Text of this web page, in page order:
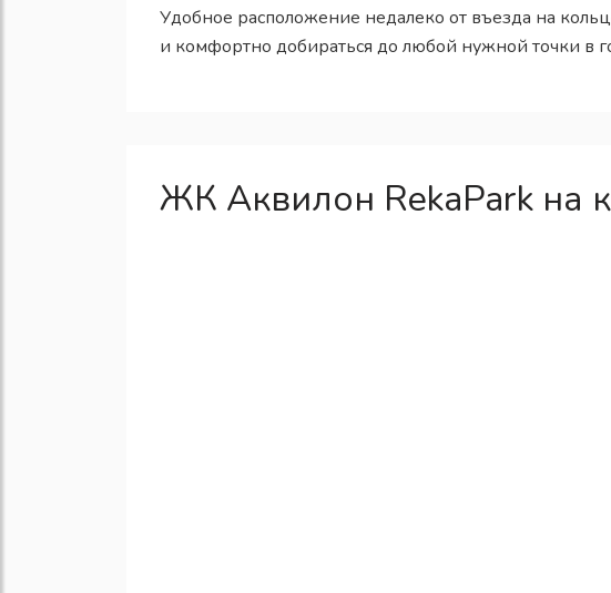
Удобное расположение недалеко от въезда на
и комфортно добираться до любой нужной точки в
ЖК Аквилон RekaPark на